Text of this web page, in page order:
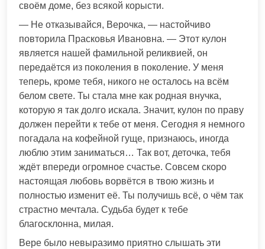
своём доме, без всякой корысти.
— Не отказывайся, Верочка, — настойчиво
повторила Прасковья Ивановна. — Этот кулон
является нашей фамильной реликвией, он
передаётся из поколения в поколение. У меня
теперь, кроме тебя, никого не осталось на всём
белом свете. Ты стала мне как родная внучка,
которую я так долго искала. Значит, кулон по праву
должен перейти к тебе от меня. Сегодня я немного
погадала на кофейной гуще, признаюсь, иногда
люблю этим заниматься… Так вот, деточка, тебя
ждёт впереди огромное счастье. Совсем скоро
настоящая любовь ворвётся в твою жизнь и
полностью изменит её. Ты получишь всё, о чём так
страстно мечтала. Судьба будет к тебе
благосклонна, милая.
Вере было невыразимо приятно слышать эти